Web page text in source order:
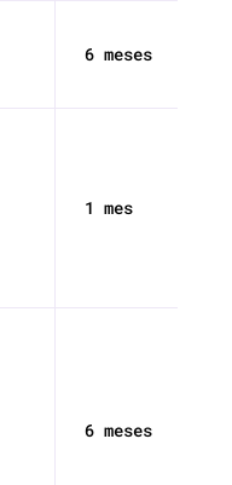
6 meses
1 mes
6 meses